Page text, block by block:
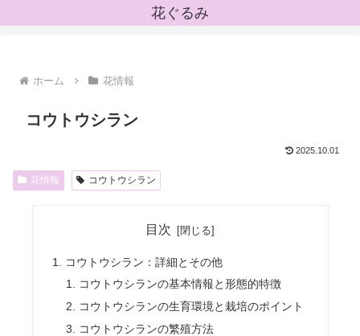
花ぐるみ
ホーム 花情報
コウトウシラン
2025.10.01
花情報 コウトウシラン
目次
コウトウシラン：詳細とその他
コウトウシランの基本情報と形態的特徴
コウトウシランの生育環境と栽培のポイント
コウトウシランの繁殖方法